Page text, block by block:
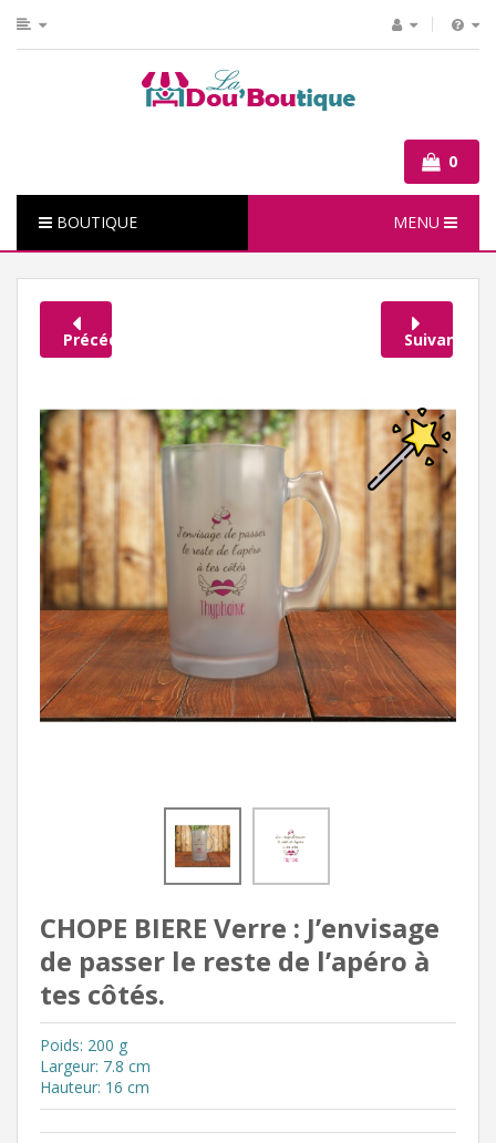
0
BOUTIQUE MENU
Précédent Suivant
CHOPE BIERE Verre : J’envisage
de passer le reste de l’apéro à
tes côtés.
Poids: 200 g
Largeur: 7.8 cm
Hauteur: 16 cm